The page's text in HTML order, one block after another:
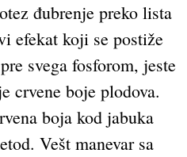
đubrenje preko lista
efekat koji se postiže
svega fosforom, jeste
crvene boje plodova.
boja kod jabuka
Vešt manevar sa